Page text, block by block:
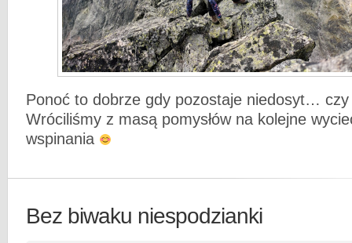
Ponoć to dobrze gdy pozostaje niedosyt…
Wróciliśmy z masą pomysłów na kolejne
wspinania
Bez biwaku niespodzianki